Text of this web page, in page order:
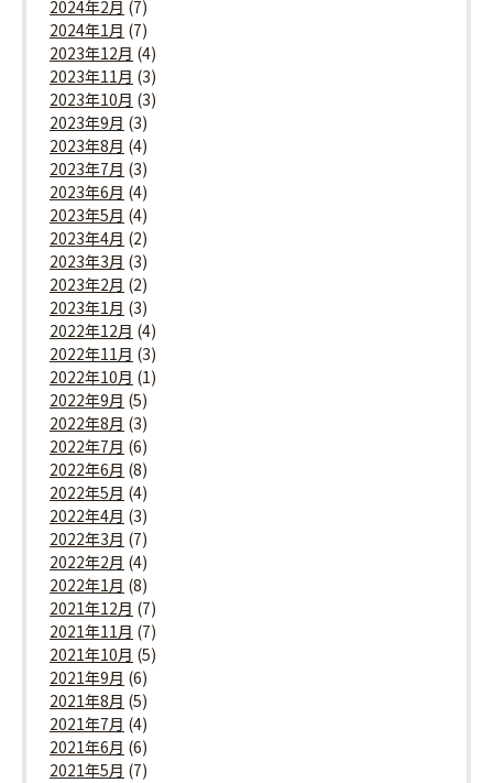
2024年2月 (7)
2024年1月 (7)
2023年12月 (4)
2023年11月 (3)
2023年10月 (3)
2023年9月 (3)
2023年8月 (4)
2023年7月 (3)
2023年6月 (4)
2023年5月 (4)
2023年4月 (2)
2023年3月 (3)
2023年2月 (2)
2023年1月 (3)
2022年12月 (4)
2022年11月 (3)
2022年10月 (1)
2022年9月 (5)
2022年8月 (3)
2022年7月 (6)
2022年6月 (8)
2022年5月 (4)
2022年4月 (3)
2022年3月 (7)
2022年2月 (4)
2022年1月 (8)
2021年12月 (7)
2021年11月 (7)
2021年10月 (5)
2021年9月 (6)
2021年8月 (5)
2021年7月 (4)
2021年6月 (6)
2021年5月 (7)